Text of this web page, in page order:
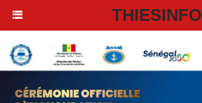
THIESINFO